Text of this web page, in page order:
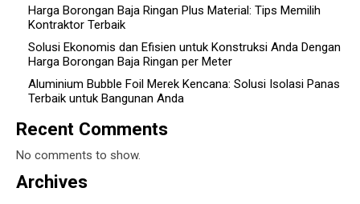
Harga Borongan Baja Ringan Plus Material: Tips Memilih
Kontraktor Terbaik
Solusi Ekonomis dan Efisien untuk Konstruksi Anda Dengan
Harga Borongan Baja Ringan per Meter
Aluminium Bubble Foil Merek Kencana: Solusi Isolasi Panas
Terbaik untuk Bangunan Anda
Recent Comments
No comments to show.
Archives